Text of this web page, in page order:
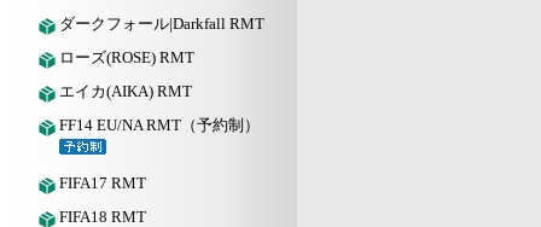
ダークフォール|Darkfall RMT
ローズ(ROSE) RMT
エイカ(AIKA) RMT
FF14 EU/NA RMT（予約制）
FIFA17 RMT
FIFA18 RMT